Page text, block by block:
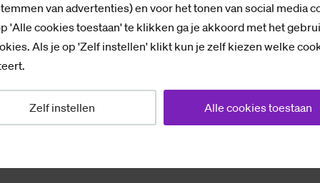
van advertenties) en voor het tonen van social media
'Alle cookies toestaan' te klikken ga je akkoord met het
Als je op 'Zelf instellen' klikt kun je zelf kiezen welke
Zelf instellen Alle cookies toestaan
met het telefoontje in de voorbereiding op een
haalde: ‘Financieel 3’. “Die mag ik morgen voor
ik nu druk mee.”
hem in Barcelona het grootste mondiale
werken voor het team.”